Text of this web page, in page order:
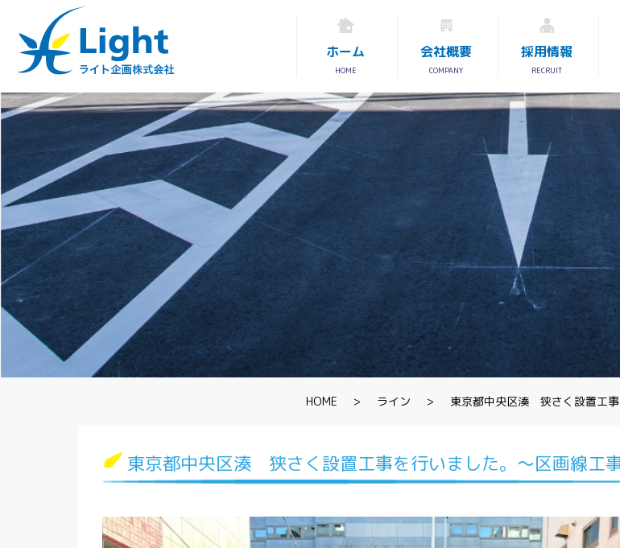
ホーム
HOME
会社概要
COMPANY
採用情報
RECRUIT
HOME > ライン > 東京都中央区湊 狭さく設置工
東京都中央区湊 狭さく設置工事を行いました。～区画線工